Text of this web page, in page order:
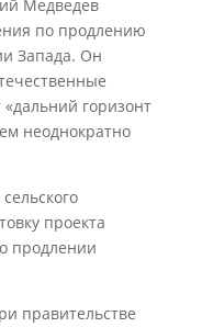
Медведев
по продлению
Запада. Он
горизонт
неоднократно
проекта
продлении
правительстве